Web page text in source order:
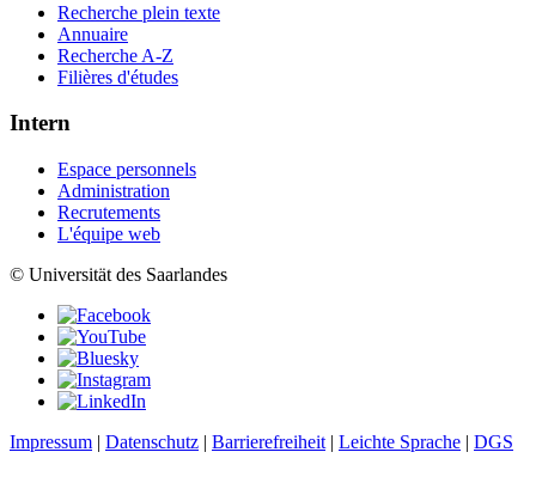
Recherche plein texte
Annuaire
Recherche A-Z
Filières d'études
Intern
Espace personnels
Administration
Recrutements
L'équipe web
© Universität des Saarlandes
Impressum | Datenschutz | Barrierefreiheit | Leichte Sprache | DGS